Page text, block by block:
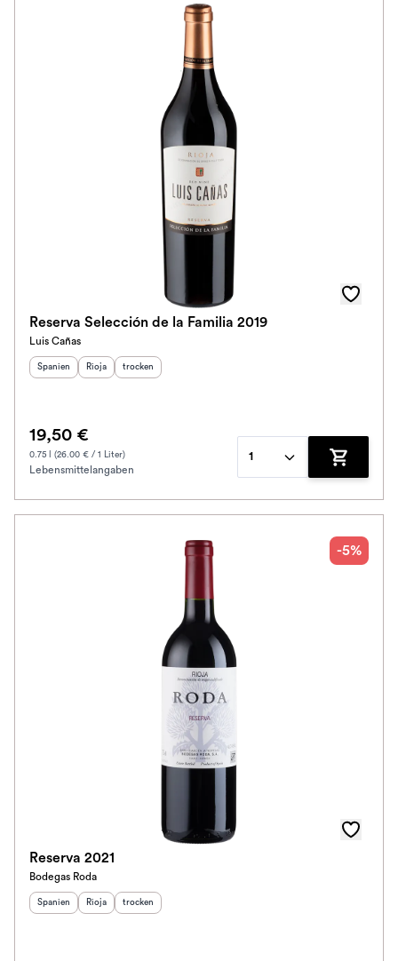
Reserva Selección de la Familia 2019
Luis Cañas
Herkunftsland:
Spanien Herkunftsregion:
Rioja Geschmack
trocken
19,50 €
0.75 l (26.00 € / 1 Liter)
Lebensmittelangaben
1
Zum
-5%
Reserva 2021
Bodegas Roda
Herkunftsland:
Spanien Herkunftsregion:
Rioja Geschmack
trocken